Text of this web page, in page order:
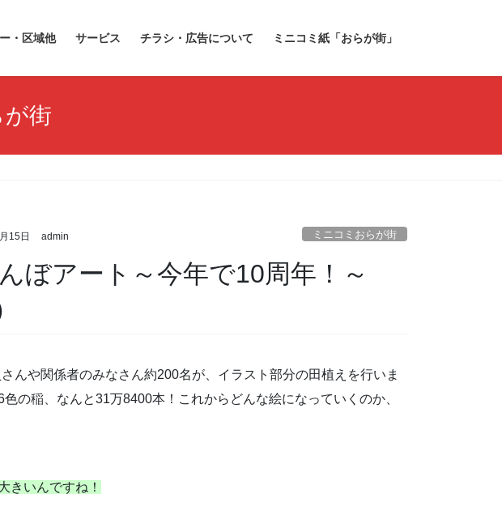
・区域他 サービス チラシ・広告について ミニコミ紙「おらが街」
が街
15日 admin ミニコミおらが街
ぼアート～今年で10周年！～
んや関係者のみなさん約200名が、イラスト部分の田植えを行いま
の稲、なんと31万8400本！これからどんな絵になっていくのか、
きいんですね！